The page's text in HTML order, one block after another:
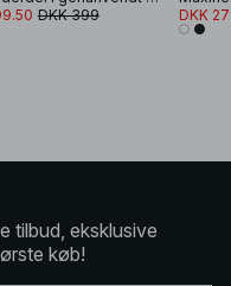
DKK 399 DKK
tilbud, eksklusive
køb!